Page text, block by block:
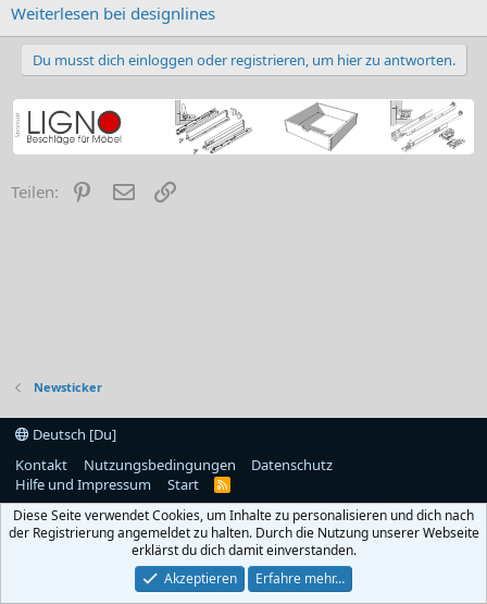
Weiterlesen bei designlines
Du musst dich einloggen oder registrieren, um hier zu antworten.
Teilen: PinterestE-Mail
Newsticker
Deutsch [Du]
Kontakt
Nutzungsbedingungen
Datenschutz
Hilfe und Impressum
Start
R
S
Diese Seite verwendet Cookies, um Inhalte zu personalisieren und dich nach
der Registrierung angemeldet zu halten. Durch die Nutzung unserer Webseite
erklärst du dich damit einverstanden.
Akzeptieren
Erfahre mehr…